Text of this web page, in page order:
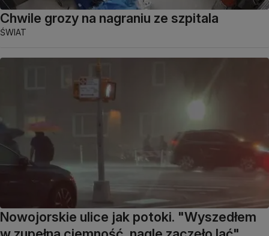
Chwile grozy na nagraniu ze szpitala
ŚWIAT
Nowojorskie ulice jak potoki. "Wyszedłem